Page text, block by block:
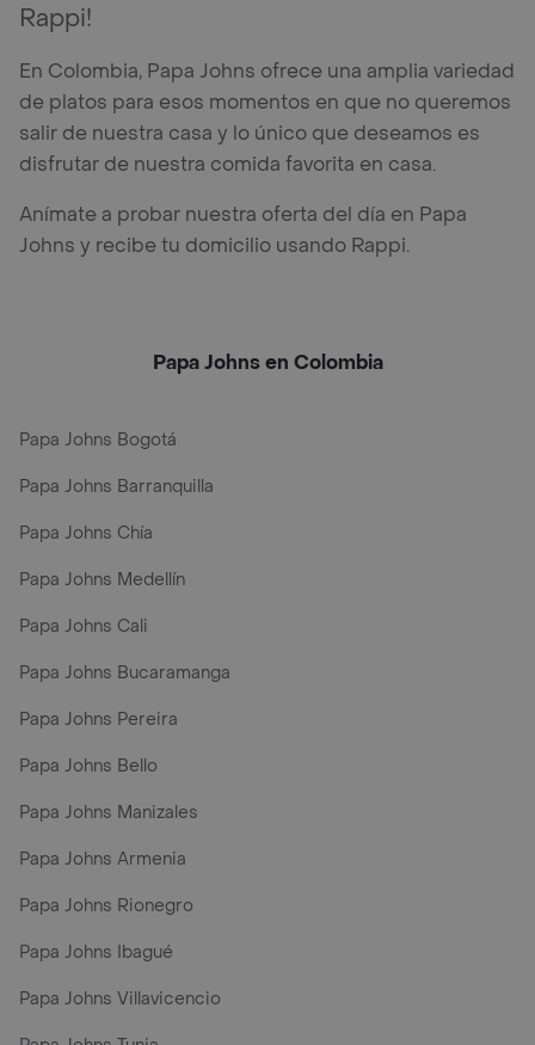
Rappi!
En Colombia, Papa Johns ofrece una amplia variedad
de platos para esos momentos en que no queremos
salir de nuestra casa y lo único que deseamos es
disfrutar de nuestra comida favorita en casa.
Anímate a probar nuestra oferta del día en Papa
Johns y recibe tu domicilio usando Rappi.
Papa Johns en Colombia
Papa Johns Bogotá
Papa Johns Barranquilla
Papa Johns Chía
Papa Johns Medellín
Papa Johns Cali
Papa Johns Bucaramanga
Papa Johns Pereira
Papa Johns Bello
Papa Johns Manizales
Papa Johns Armenia
Papa Johns Rionegro
Papa Johns Ibagué
Papa Johns Villavicencio